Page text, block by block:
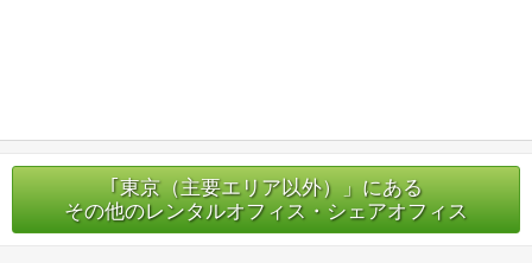
｢東京（主要エリア以外）」にある
その他のレンタルオフィス・シェアオフィス